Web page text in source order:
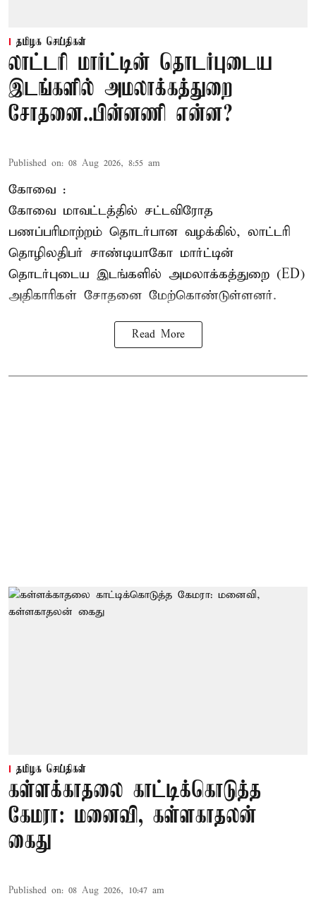
தமிழக செய்திகள்
லாட்டரி மார்ட்டின் தொடர்புடைய
இடங்களில் அமலாக்கத்துறை
சோதனை..பின்னணி என்ன?
Published on: 08 Aug 2026, 8:55 am
கோவை :
கோவை மாவட்டத்தில் சட்டவிரோத
பணப்பரிமாற்றம் தொடர்பான வழக்கில், லாட்டரி
தொழிலதிபர் சாண்டியாகோ மார்ட்டின்
தொடர்புடைய இடங்களில் அமலாக்கத்துறை (ED)
அதிகாரிகள் சோதனை மேற்கொண்டுள்ளனர்.
Read More
தமிழக செய்திகள்
கள்ளக்காதலை காட்டிக்கொடுத்த
கேமரா: மனைவி, கள்ளகாதலன்
கைது
Published on: 08 Aug 2026, 10:47 am